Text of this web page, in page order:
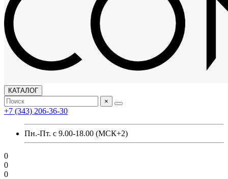
КАТАЛОГ
×
+7 (343) 206-36-30
Пн.-Пт. с 9.00-18.00 (МСК+2)
0
0
0